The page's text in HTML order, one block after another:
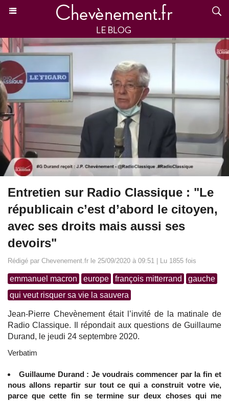
Entretien sur Radio Classique : "Le
républicain c’est d’abord le citoyen,
avec ses droits mais aussi ses
devoirs"
Rédigé par Chevenement.fr le 25/09/2020 à 09:51 | Lu 1855 fois
emmanuel macron europe françois mitterrand
gauche
qui veut risquer sa vie la sauvera
Jean-Pierre Chevènement était l’invité de la matinale de
Radio Classique. Il répondait aux questions de Guillaume
Durand, le jeudi 24 septembre 2020.
Verbatim
Guillaume Durand : Je voudrais commencer par la fin et
nous allons repartir sur tout ce qui a construit votre vie,
parce que cette fin se termine sur deux choses qui me